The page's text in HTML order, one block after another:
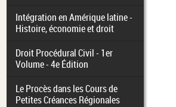
Intégration en Amérique latine -
Histoire, économie et droit
Droit Procédural Civil - 1er
Volume - 4e Édition
Le Procès dans les Cours de
Petites Créances Régionales